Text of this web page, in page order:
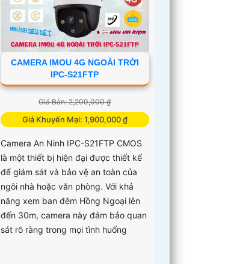
CAMERA IMOU 4G NGOÀI TRỜI
IPC-S21FTP
Giá Bán: 2,200,000 ₫
Giá Khuyến Mại: 1,900,000 ₫
Camera An Ninh IPC-S21FTP CMOS
là một thiết bị hiện đại được thiết kế
để giám sát và bảo vệ an toàn của
ngôi nhà hoặc văn phòng. Với khả
năng xem ban đêm Hồng Ngoại lên
đến 30m, camera này đảm bảo quan
sát rõ ràng trong mọi tình huống